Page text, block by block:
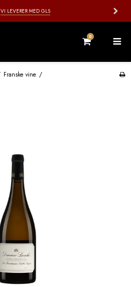
PAKKER OG AFSENDER HHV. ONSDAG OG LØRDAG
0
Franske vine /